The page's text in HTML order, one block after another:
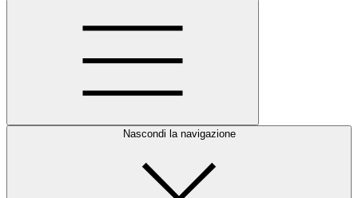
Nascondi la navigazione